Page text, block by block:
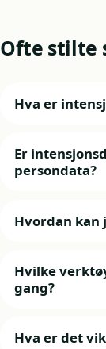
Ofte stilte
Hva er
Er
persondata?
Hvordan kan
Hvilke
gang?
Hva er det